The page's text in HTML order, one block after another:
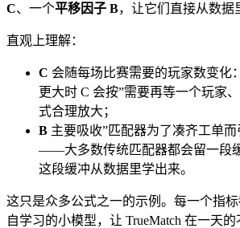
C、一个平移因子 B，让它们直接从数据
直观上理解：
C 会随每场比赛需要的玩家数变化
更大时 C 会按”需要再等一个玩家
式合理放大；
B 主要吸收”匹配器为了凑齐工单
——大多数传统匹配器都会留一段
这段缓冲从数据里学出来。
这只是众多公式之一的示例。每一个指
自学习的小模型，让 TrueMatch 在一天